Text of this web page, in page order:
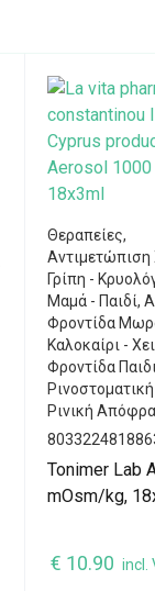
Θεραπείες,
Αντιμετώπιση
Γρίπη -
Μαμά - Παιδί,
Φροντίδα
Καλοκαίρι -
Φροντίδα
Ρινική
Tonimer Lab
mOsm/kg,
€ 10.90 incl.